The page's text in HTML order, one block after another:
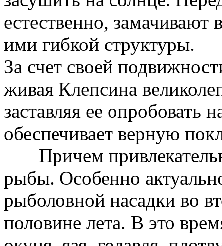
естественно, замачивают
ими гибкой структуры.
За счет своей
живая Клепсина
заставляя ее опробовать
обеспечивает верную
Причем
рыбы. Особенно
рыболовной насадки во
половине лета. В это